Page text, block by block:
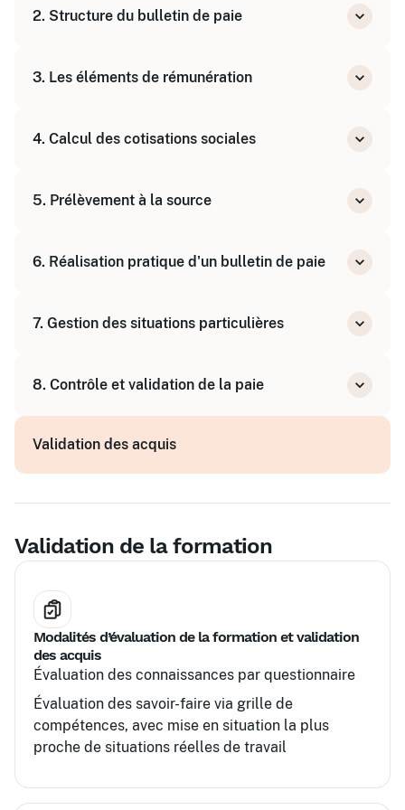
Obligations légales et documents liés à la
2. Structure du bulletin de paie
Mentions obligatoires et interdites
3. Les éléments de rémunération
Gestion des absences et congés payés
4. Calcul des cotisations sociales
Cotisations salariales et patronales
5. Prélèvement à la source
Différences entre net imposable, net social et
6. Réalisation pratique d'un bulletin de paie
Calcul du brut au net
7. Gestion des situations particulières
Calcul des congés payés
8. Contrôle et validation de la paie
Déclarations sociales et obligations associées
Validation des acquis
Validation de la formation
Modalités d’évaluation de la formation et validation
des acquis
Évaluation des connaissances par questionnaire
Évaluation des savoir-faire via grille de
compétences, avec mise en situation la plus
proche de situations réelles de travail